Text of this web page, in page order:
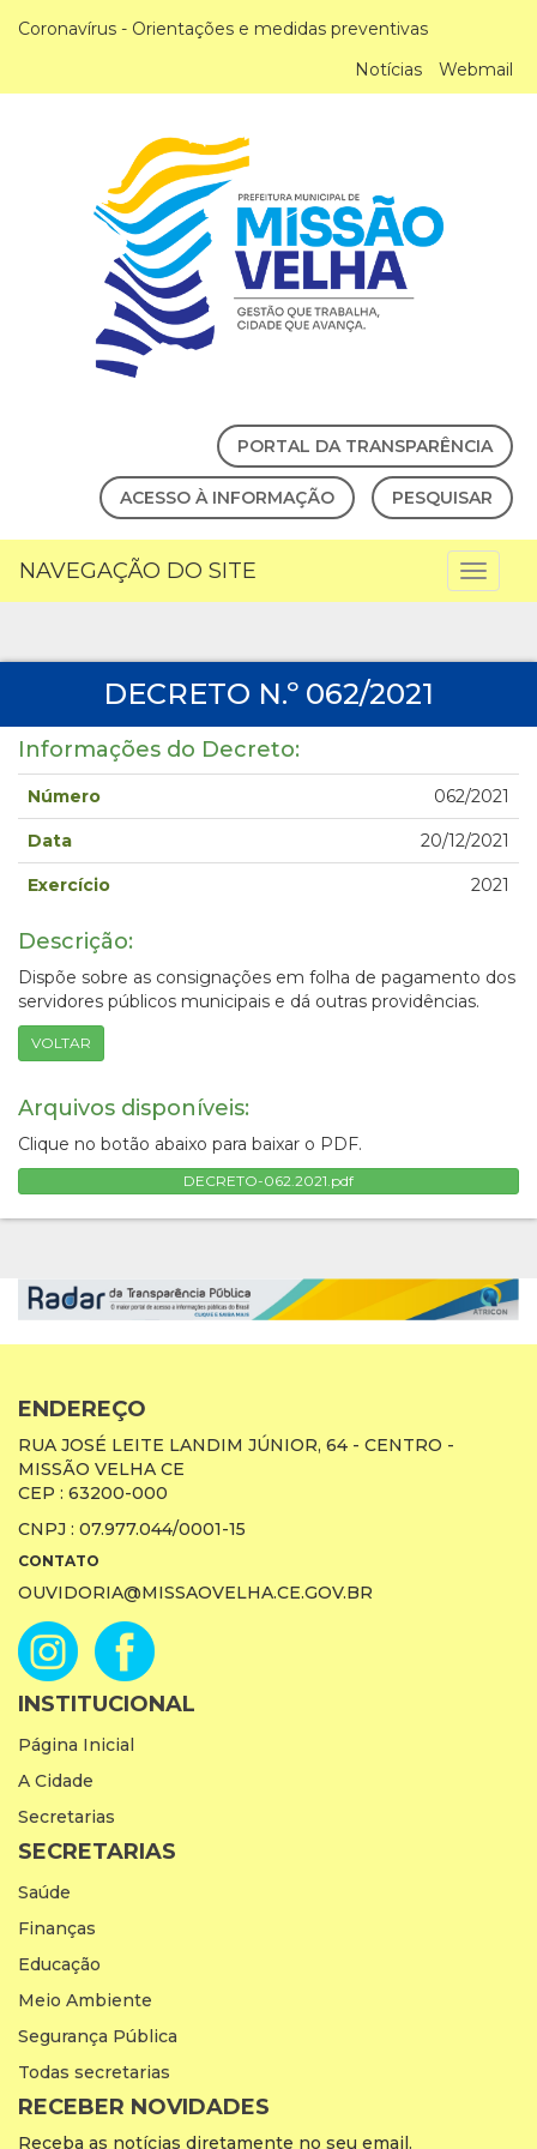
Coronavírus - Orientações e medidas preventivas
Notícias
Webmail
PORTAL DA TRANSPARÊNCIA
ACESSO À INFORMAÇÃO PESQUISAR
NAVEGAÇÃO DO SITE
DECRETO N.º 062/2021
Informações do Decreto:
Número 062/2021
Data 20/12/2021
Exercício 2021
Descrição:
Dispõe sobre as consignações em folha de pagamento dos
servidores públicos municipais e dá outras providências.
VOLTAR
Arquivos disponíveis:
Clique no botão abaixo para baixar o PDF.
DECRETO-062.2021.pdf
ENDEREÇO
RUA JOSÉ LEITE LANDIM JÚNIOR, 64 - CENTRO -
MISSÃO VELHA CE
CEP : 63200-000
CNPJ : 07.977.044/0001-15
CONTATO
OUVIDORIA@MISSAOVELHA.CE.GOV.BR
INSTITUCIONAL
Página Inicial
A Cidade
Secretarias
SECRETARIAS
Saúde
Finanças
Educação
Meio Ambiente
Segurança Pública
Todas secretarias
RECEBER NOVIDADES
Receba as notícias diretamente no seu email.